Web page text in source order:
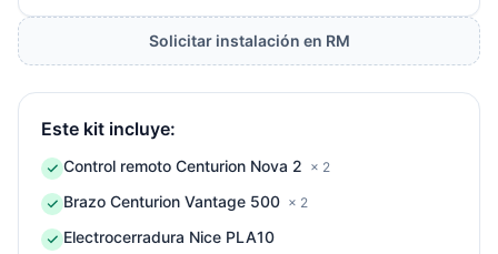
Solicitar instalación en RM
Este kit incluye:
Control remoto Centurion Nova 2 × 2
Brazo Centurion Vantage 500 × 2
Electrocerradura Nice PLA10